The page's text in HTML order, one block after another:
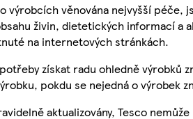
výrobcích věnována nejvyšší
živin, dietetických informací a
na internetových stránkách.
získat radu ohledně výrobků
pokdu se nejedná o výrobek
aktualizovány, Tesco